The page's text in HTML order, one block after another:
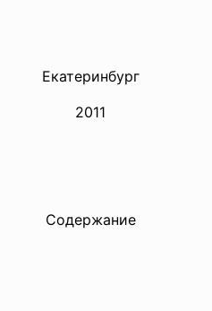
Екатеринбург
2011
Содержание